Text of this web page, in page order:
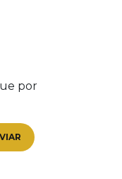
por